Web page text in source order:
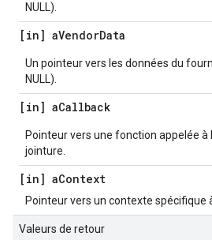
NULL).
[in] aVendorData
Un pointeur vers les données du
NULL).
[in] aCallback
Pointeur vers une fonction appelée à
jointure.
[in] aContext
Pointeur vers un contexte spécifique
Valeurs de retour